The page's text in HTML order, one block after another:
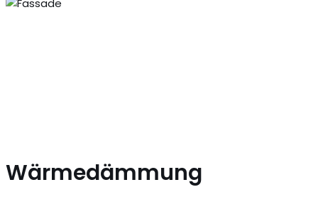
Wärmedämmung